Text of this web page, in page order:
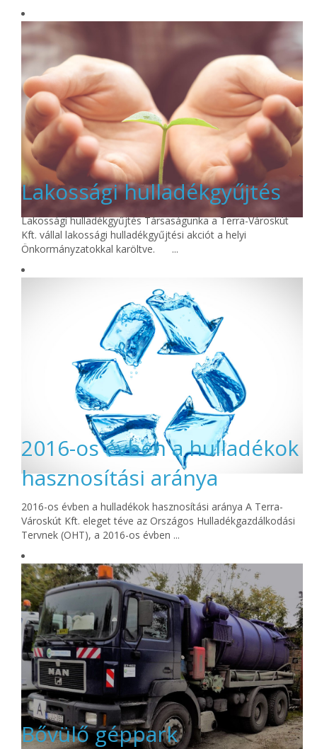
Lakossági hulladékgyűjtés
Lakossági hulladékgyűjtés Társaságunka a Terra-Városkút
Kft. vállal lakossági hulladékgyűjtési akciót a helyi
Önkormányzatokkal karöltve. ...
2016-os évben a hulladékok
hasznosítási aránya
2016-os évben a hulladékok hasznosítási aránya A Terra-
Városkút Kft. eleget téve az Országos Hulladékgazdálkodási
Tervnek (OHT), a 2016-os évben ...
Bővülő géppark